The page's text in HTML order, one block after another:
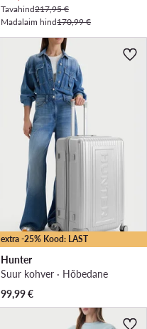
Tavahind217,95 €
Madalaim hind170,99 €
extra -25% Kood: LAST
Hunter
Suur kohver · Hõbedane
99,99€